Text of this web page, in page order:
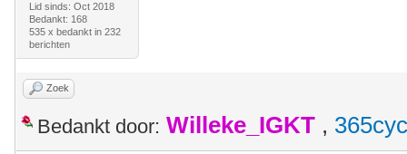
Lid sinds: Oct 2018
Bedankt: 168
535 x bedankt in 232
berichten
Zoek
Bedankt door: Willeke_IGKT ,